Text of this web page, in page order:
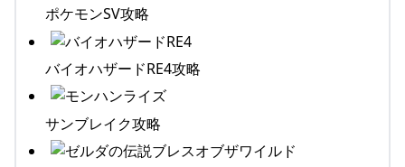
ポケモンSV攻略
バイオハザードRE4攻略
サンブレイク攻略